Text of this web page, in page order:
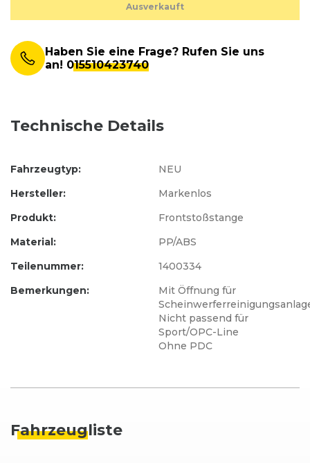
Ausverkauft
Haben Sie eine Frage? Rufen Sie uns
an! 015510423740
Technische Details
Hersteller:
Markenlos
Produkt:
Frontstoßstange
Fahrzeugtyp: NEU
Material:
PP/ABS
Teilenummer:
1400334
Bemerkungen:
Mit Öffnung für
Nicht passend für
Sport/OPC-Line
Ohne PDC
Fahrzeugliste